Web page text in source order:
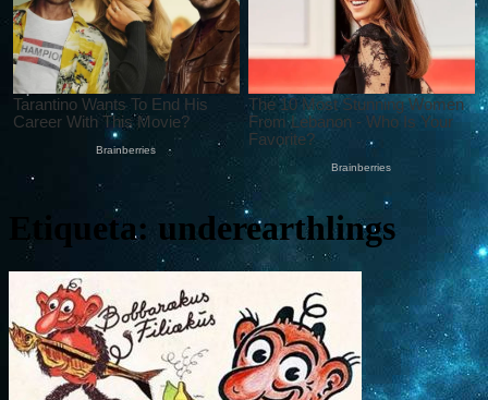
Etiqueta: underearthlings